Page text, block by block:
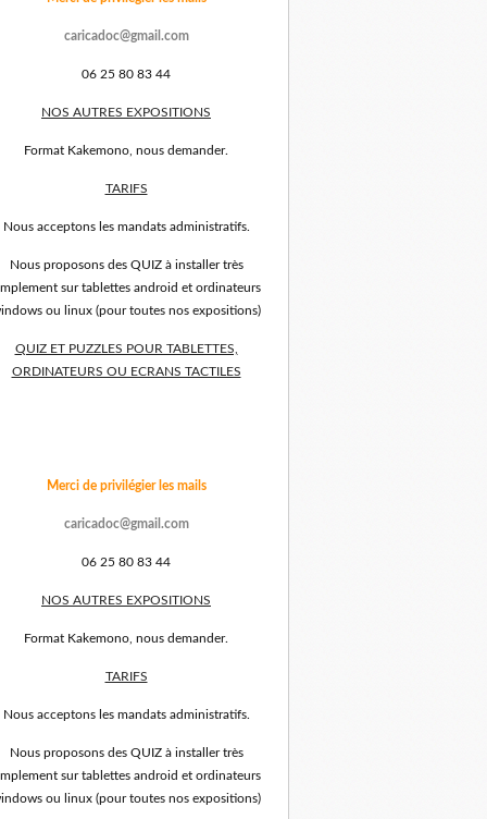
caricadoc@gmail.com
06 25 80 83 44
NOS AUTRES EXPOSITIONS
Format Kakemono, nous demander.
TARIFS
Nous acceptons les mandats administratifs.
Nous proposons des QUIZ à installer très
sur tablettes android et ordinateurs
ou linux (pour toutes nos expositions)
QUIZ ET PUZZLES POUR TABLETTES,
ORDINATEURS OU ECRANS TACTILES
Merci de privilégier les mails
caricadoc@gmail.com
06 25 80 83 44
NOS AUTRES EXPOSITIONS
Format Kakemono, nous demander.
TARIFS
Nous acceptons les mandats administratifs.
Nous proposons des QUIZ à installer très
sur tablettes android et ordinateurs
ou linux (pour toutes nos expositions)